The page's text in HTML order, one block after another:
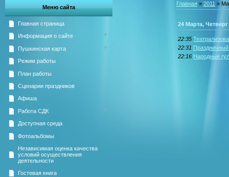
Меню сайта
Главная страница
Информация о сайте
Пушкинская карта
Режим работы
План работы
Сценарии праздников
Афиша
Работа СДК
Доступная среда
Фотоальбомы
Независимая оценка качества
условий осуществления
деятельности
Гостевая книга
Главная » 2011 »
24 Марта, Четверг
22:35
22:31
22:16 Народные